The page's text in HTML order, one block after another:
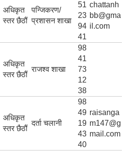
अधिकृत
स्तर छैठौं
पन्जिकरण/
प्रशासन शाखा
51
23
94
41
chattanh
bb@gma
il.com
अधिकृत
स्तर छैठौं
राजश्व शाखा
98
41
73
12
38
अधिकृत
स्तर छैठौं
दर्ता चलानी
98
49
19
43
40
raisanga
m147@g
mail.com